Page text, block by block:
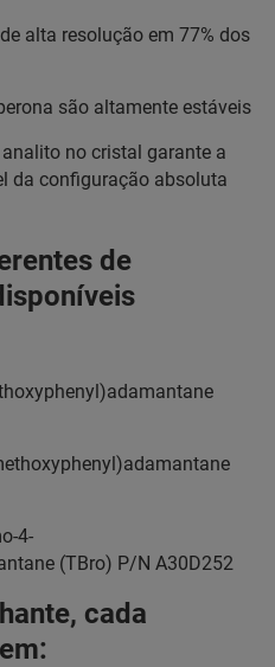
alta resolução em 77% dos
são altamente estáveis
no cristal garante a
da configuração absoluta
de
4-
(TBro) P/N A30D252
cada